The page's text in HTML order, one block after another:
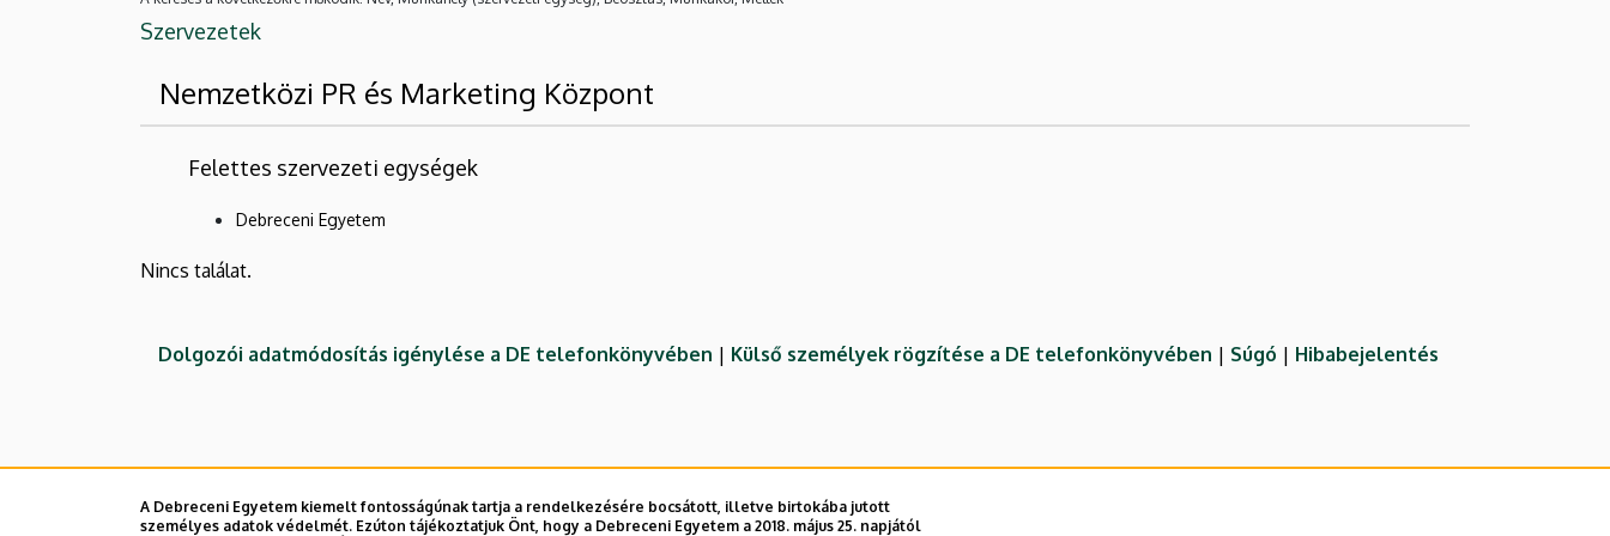
Szervezetek
Nemzetközi PR és Marketing Központ
Felettes szervezeti egységek
Debreceni Egyetem
Nincs találat.
Dolgozói adatmódosítás igénylése a DE telefonkönyvében | Külső személyek rögzítése a DE telefonkönyvében | Súgó | Hibabejelentés
A Debreceni Egyetem kiemelt fontosságúnak tartja a rendelkezésére bocsátott, illetve birtokába jutott
személyes adatok védelmét. Ezúton tájékoztatjuk Önt, hogy a Debreceni Egyetem a 2018. május 25. napjától